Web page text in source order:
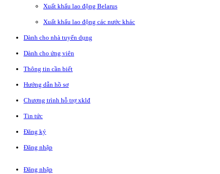
Xuất khẩu lao động Belarus
Xuất khẩu lao động các nước khác
Dành cho nhà tuyển dụng
Dành cho ứng viên
Thông tin cần biết
Hướng dẫn hồ sơ
Chương trình hỗ trợ xklđ
Tin tức
Đăng ký
Đăng nhập
Đăng nhập